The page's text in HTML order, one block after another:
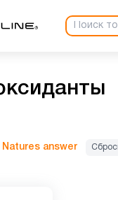
Natures answer